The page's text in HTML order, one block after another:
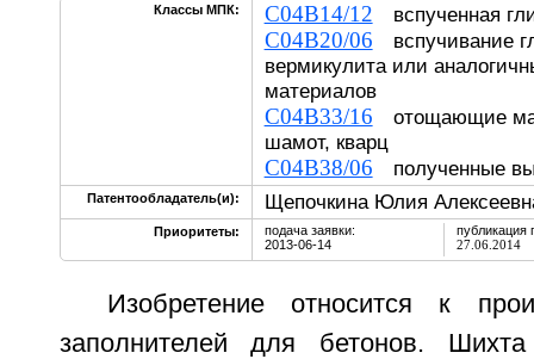
Классы МПК: C04B14/12 вспученная
C04B20/06 вспучивание
вермикулита или
материалов
C04B33/16 отощающие
шамот, кварц
C04B38/06 полученные
Патентообладатель(и): Щепочкина Юлия
Приоритеты:
подача заявки:
2013-06-14
публикация
27.06.2014
Изобретение относится к
заполнителей для бетонов.